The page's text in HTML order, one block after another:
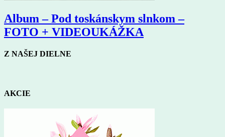
Album – Pod toskánskym slnkom –
FOTO + VIDEOUKÁŽKA
Z NAŠEJ DIELNE
AKCIE